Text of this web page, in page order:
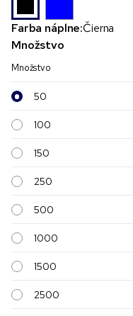
Farba náplne:Čierna
Množstvo
Množstvo
50
100
150
250
500
1000
1500
2500